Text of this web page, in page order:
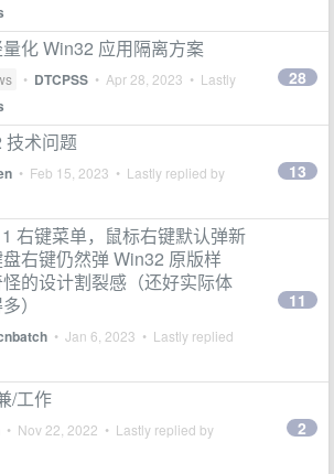
化 Win32 应用隔离方案
• DTCPSS • Apr 28, 2023 • Lastly
28
技术问题
• Feb 15, 2023 • Lastly replied by 13
右键菜单，鼠标右键默认弹新
右键仍然弹 Win32 原版样
的设计割裂感（还好实际体
）
• Jan 6, 2023 • Lastly replied
11
/工作
• Nov 22, 2022 • Lastly replied by 2